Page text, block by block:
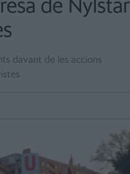
de Nylstar
davant de les accions